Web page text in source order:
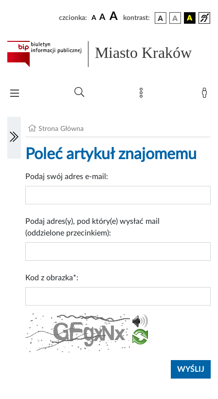
czcionka: A A A kontrast:
Miasto Kraków
Strona Główna
Poleć artykuł znajomemu
Podaj swój adres e-mail:
Podaj adres(y), pod który(e) wysłać mail
(oddzielone przecinkiem):
Kod z obrazka*: